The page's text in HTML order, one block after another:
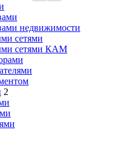
недвижимости
сетями
сетями КАМ
2